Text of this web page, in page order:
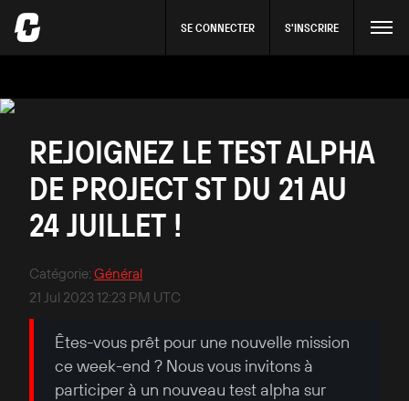
SE CONNECTER S'INSCRIRE
REJOIGNEZ LE TEST ALPHA
DE PROJECT ST DU 21 AU
24 JUILLET !
Catégorie: Général
21 Jul 2023 12:23 PM UTC
Êtes-vous prêt pour une nouvelle mission
ce week-end ? Nous vous invitons à
participer à un nouveau test alpha sur